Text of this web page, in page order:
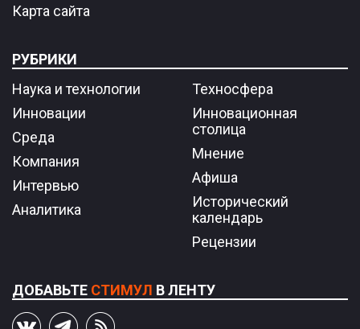
Карта сайта
РУБРИКИ
Наука и технологии
Инновации
Среда
Компания
Интервью
Аналитика
Техносфера
Инновационная
столица
Мнение
Афиша
Исторический
календарь
Рецензии
ДОБАВЬТЕ СТИМУЛ В ЛЕНТУ